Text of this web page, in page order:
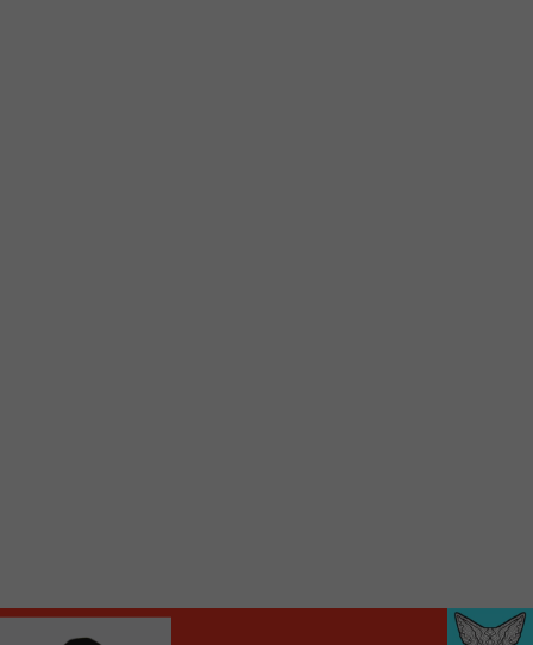
00:00 00:00